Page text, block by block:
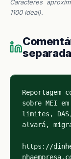
Caracteres
1100 ideal).